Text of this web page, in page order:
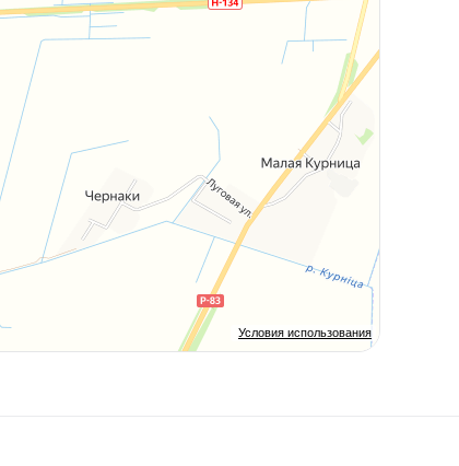
Условия использования